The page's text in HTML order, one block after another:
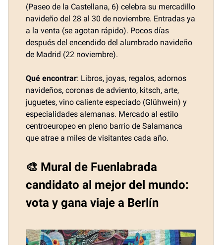
(Paseo de la Castellana, 6) celebra su mercadillo
navideño del 28 al 30 de noviembre. Entradas ya
a la venta (se agotan rápido). Pocos días
después del encendido del alumbrado navideño
de Madrid (22 noviembre).
Qué encontrar: Libros, joyas, regalos, adornos
navideños, coronas de adviento, kitsch, arte,
juguetes, vino caliente especiado (Glühwein) y
especialidades alemanas. Mercado al estilo
centroeuropeo en pleno barrio de Salamanca
que atrae a miles de visitantes cada año.
🎨 Mural de Fuenlabrada
candidato al mejor del mundo:
vota y gana viaje a Berlín